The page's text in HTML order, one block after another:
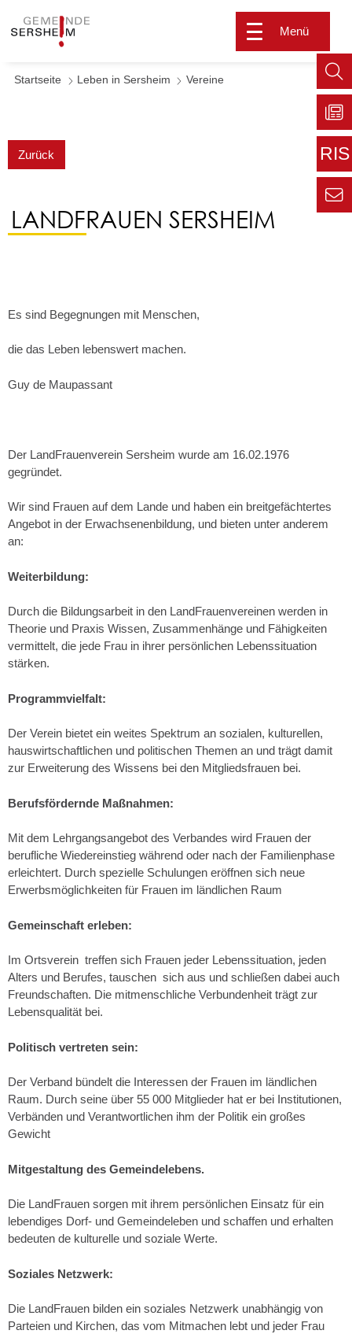
Menü
Startseite Leben in Sersheim Vereine
Zurück
LANDFRAUEN SERSHEIM
Es sind Begegnungen mit Menschen,
die das Leben lebenswert machen.
Guy de Maupassant
Der LandFrauenverein Sersheim wurde am 16.02.1976
gegründet.
Wir sind Frauen auf dem Lande und haben ein breitgefächtertes
Angebot in der Erwachsenenbildung, und bieten unter anderem
an:
Weiterbildung:
Durch die Bildungsarbeit in den LandFrauenvereinen werden in
Theorie und Praxis Wissen, Zusammenhänge und Fähigkeiten
vermittelt, die jede Frau in ihrer persönlichen Lebenssituation
stärken.
Programmvielfalt:
Der Verein bietet ein weites Spektrum an sozialen, kulturellen,
hauswirtschaftlichen und politischen Themen an und trägt damit
zur Erweiterung des Wissens bei den Mitgliedsfrauen bei.
Berufsfördernde Maßnahmen:
Mit dem Lehrgangsangebot des Verbandes wird Frauen der
berufliche Wiedereinstieg während oder nach der Familienphase
erleichtert. Durch spezielle Schulungen eröffnen sich neue
Erwerbsmöglichkeiten für Frauen im ländlichen Raum
Gemeinschaft erleben:
Im Ortsverein treffen sich Frauen jeder Lebenssituation, jeden
Alters und Berufes, tauschen sich aus und schließen dabei auch
Freundschaften. Die mitmenschliche Verbundenheit trägt zur
Lebensqualität bei.
Politisch vertreten sein:
Der Verband bündelt die Interessen der Frauen im ländlichen
Raum. Durch seine über 55 000 Mitglieder hat er bei Institutionen,
Verbänden und Verantwortlichen ihm der Politik ein großes
Gewicht
Mitgestaltung des Gemeindelebens.
Die LandFrauen sorgen mit ihrem persönlichen Einsatz für ein
lebendiges Dorf- und Gemeindeleben und schaffen und erhalten
bedeuten de kulturelle und soziale Werte.
Soziales Netzwerk:
Die LandFrauen bilden ein soziales Netzwerk unabhängig von
Parteien und Kirchen, das vom Mitmachen lebt und jeder Frau
Zu
RIS
Zur
Seite